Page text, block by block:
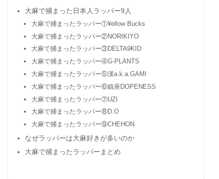
大麻で捕まった日本人ラッパー9人
大麻で捕まったラッパー①¥ellow Bucks
大麻で捕まったラッパー②NORIKIYO
大麻で捕まったラッパー③DELTA9KID
大麻で捕まったラッパー④G-PLANTS
大麻で捕まったラッパー⑤漢a.k.a.GAMI
大麻で捕まったラッパー⑥鎮座DOPENESS
大麻で捕まったラッパー⑦UZI
大麻で捕まったラッパー⑧D.O
大麻で捕まったラッパー⑨CHEHON
なぜラッパーは大麻好きが多いのか
大麻で捕まったラッパーまとめ